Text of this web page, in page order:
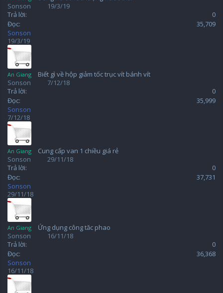
Sonson
19/3/19
Trả lời:
0
Đọc:
35,709
Sonson
19/3/19
An Giang
Biết gì về hộp giảm tốc trục vít bánh vít
Sonson
7/12/18
Trả lời:
0
Đọc:
35,999
Sonson
7/12/18
An Giang
Cung cấp van 1 chiều giá rẻ
Sonson
29/11/18
Trả lời:
0
Đọc:
37,731
Sonson
29/11/18
An Giang
Ứng dụng công tăc phao
Sonson
16/11/18
Trả lời:
0
Đọc:
36,368
Sonson
16/11/18